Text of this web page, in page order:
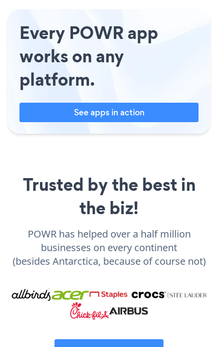
Every POWR app
works on any
platform.
See apps in action
Trusted by the best in
the biz!
POWR has helped over a half million
businesses on every continent
(besides Antarctica, because of course not)